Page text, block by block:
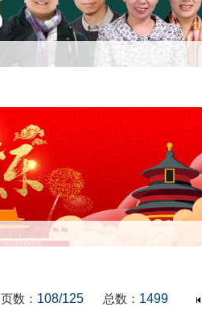
页数： 108/125 总数： 1499